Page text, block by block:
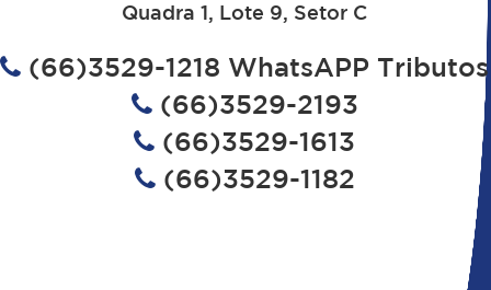
Quadra 1, Lote 9, Setor C
(66)3529-1218 WhatsAPP Tributos
(66)3529-2193
(66)3529-1613
(66)3529-1182